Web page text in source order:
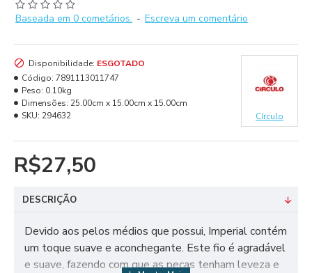
Baseada em 0 cometários. - Escreva um comentário
R$27,50
Disponibilidade: ESGOTADO
Código: 7891113011747
Peso: 0.10kg
Dimensões: 25.00cm x 15.00cm x 15.00cm
SKU: 294632 Círculo
DESCRIÇÃO
Devido aos pelos médios que possui, Imperial contém
um toque suave e aconchegante. Este fio é agradável
e suave, fazendo com que as peças tenham leveza e